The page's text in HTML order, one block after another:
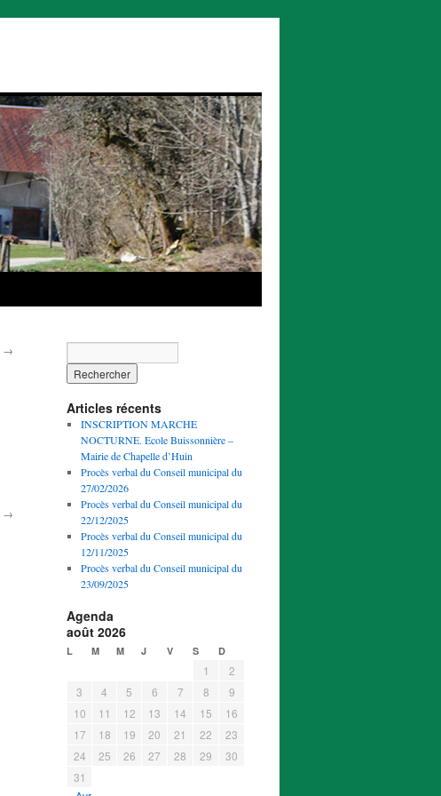
→
→
Articles récents
INSCRIPTION MARCHE
NOCTURNE. Ecole Buissonnière –
Mairie de Chapelle d’Huin
Procès verbal du Conseil municipal du
27/02/2026
Procès verbal du Conseil municipal du
22/12/2025
Procès verbal du Conseil municipal du
12/11/2025
Procès verbal du Conseil municipal du
23/09/2025
Agenda
août 2026
L M M J V S D
1
2
3
4 5 6 7 8
9
10
11 12 13 14 15
16
17
18 19 20 21 22
23
24
25 26 27 28 29
30
31